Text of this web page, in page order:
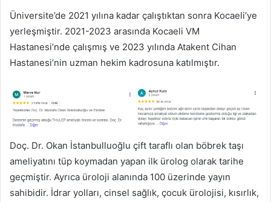
Üniversite’de 2021 yılına kadar çalıştıktan sonra Kocaeli’ye
yerleşmiştir. 2021-2023 arasında Kocaeli VM
Hastanesi’nde çalışmış ve 2023 yılında Atakent Cihan
Hastanesi’nin uzman hekim kadrosuna katılmıştır.
Doç. Dr. Okan İstanbulluoğlu çift taraflı olan böbrek taşı
ameliyatını tüp koymadan yapan ilk ürolog olarak tarihe
geçmiştir. Ayrıca üroloji alanında 100 üzerinde yayın
sahibidir. İdrar yolları, cinsel sağlık, çocuk ürolojisi, kısırlık,